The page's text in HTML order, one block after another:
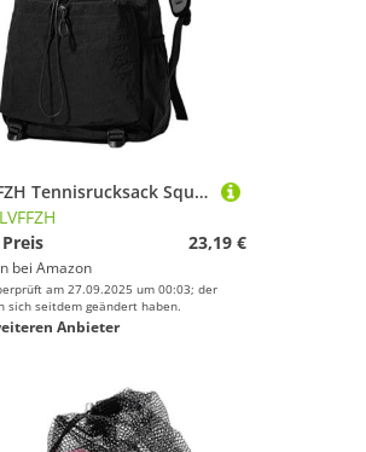
APLVFFZH Tennisrucksack Squash Tasche Tennistasche Sportrucksack mit Großem Stauraum Aus Robustem Oxford Gewebe für Damen Und Herren für Fitnessstudio, Schwarz
23,19 €
bei Amazon
am 27.09.2025 um 00:03; der
sich seitdem geändert haben.
Anbieter